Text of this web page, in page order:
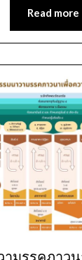
Read more